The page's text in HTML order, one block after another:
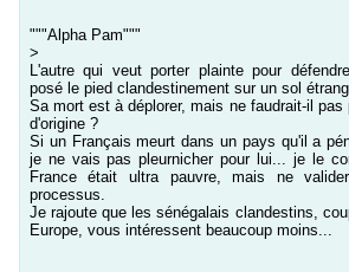
"""Alpha Pam"""
>
L'autre qui veut porter plainte pour
posé le pied clandestinement sur un sol
Sa mort est à déplorer, mais ne faudrait-il pas
d'origine ?
Si un Français meurt dans un pays qu'il a
je ne vais pas pleurnicher pour lui... je le
France était ultra pauvre, mais ne
processus.
Je rajoute que les sénégalais clandestins,
Europe, vous intéressent beaucoup moins...